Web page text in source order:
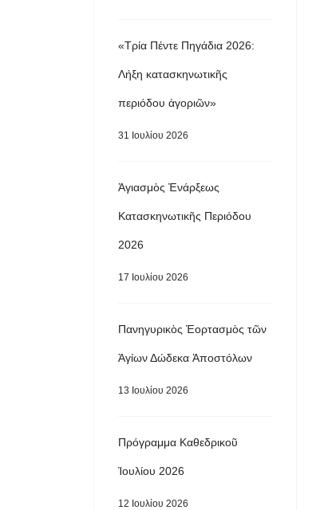
«Τρία Πέντε Πηγάδια 2026:
Λήξη κατασκηνωτικῆς
περιόδου ἀγοριῶν»
31 Ιουλίου 2026
Ἁγιασμὸς Ἐνάρξεως
Κατασκηνωτικῆς Περιόδου
2026
17 Ιουλίου 2026
Πανηγυρικὸς Ἑορτασμὸς τῶν
Ἁγίων Δώδεκα Ἀποστόλων
13 Ιουλίου 2026
Πρόγραμμα Καθεδρικοῦ
Ἰουλίου 2026
12 Ιουλίου 2026